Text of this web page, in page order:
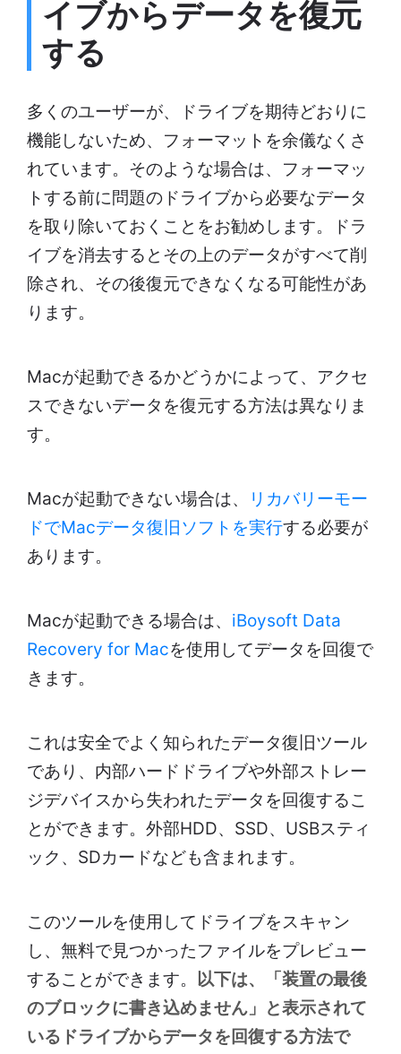
イブからデータを復元
する
多くのユーザーが、ドライブを期待どおりに
機能しないため、フォーマットを余儀なくさ
れています。そのような場合は、フォーマッ
トする前に問題のドライブから必要なデータ
を取り除いておくことをお勧めします。ドラ
イブを消去するとその上のデータがすべて削
除され、その後復元できなくなる可能性があ
ります。
Macが起動できるかどうかによって、アクセ
スできないデータを復元する方法は異なりま
す。
Macが起動できない場合は、
リカバリーモー
ドでMacデータ復旧ソフトを実行する必要が
あります。
Macが起動できる場合は、 iBoysoft Data
Recovery for Macを使用してデータを回復で
きます。
これは安全でよく知られたデータ復旧ツール
であり、内部ハードドライブや外部ストレー
ジデバイスから失われたデータを回復するこ
とができます。外部HDD、SSD、USBスティ
ック、SDカードなども含まれます。
このツールを使用してドライブをスキャン
し、無料で見つかったファイルをプレビュー
することができます。 以下は、「装置の最後
のブロックに書き込めません」と表示されて
いるドライブからデータを回復する方法で